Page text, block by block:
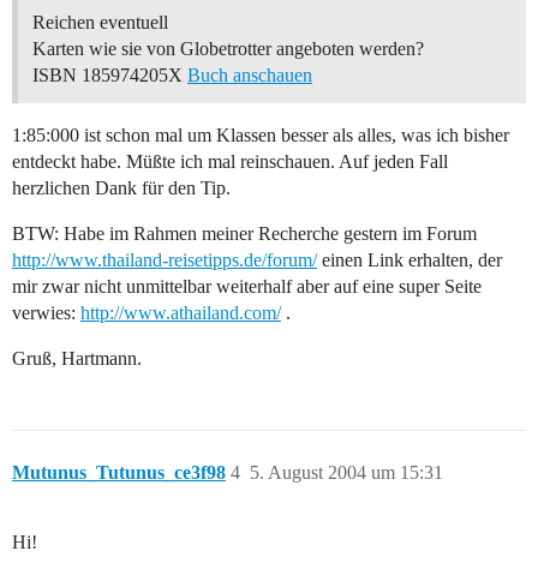
Reichen eventuell
Karten wie sie von Globetrotter angeboten werden?
ISBN 185974205X Buch anschauen
1:85:000 ist schon mal um Klassen besser als alles, was ich bisher
entdeckt habe. Müßte ich mal reinschauen. Auf jeden Fall
herzlichen Dank für den Tip.
BTW: Habe im Rahmen meiner Recherche gestern im Forum
http://www.thailand-reisetipps.de/forum/einen Link erhalten, der
mir zwar nicht unmittelbar weiterhalf aber auf eine super Seite
verwies: http://www.athailand.com/.
Gruß, Hartmann.
Mutunus_Tutunus_ce3f98 5. August 2004 um 15:31
4
Hi!